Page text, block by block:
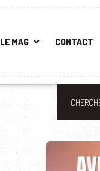
LE MAG CONTACT